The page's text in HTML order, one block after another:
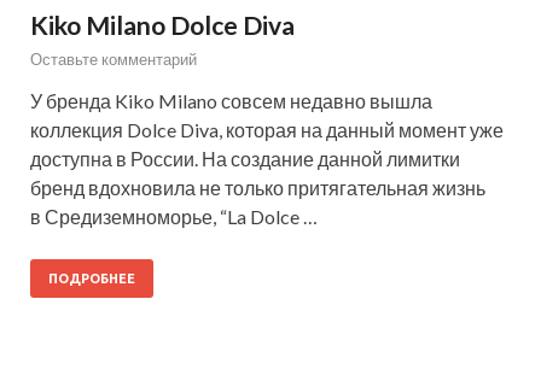
Kiko Milano Dolce Diva
Оставьте комментарий
У бренда Kiko Milano совсем недавно вышла
коллекция Dolce Diva, которая на данный момент уже
доступна в России. На создание данной лимитки
бренд вдохновила не только притягательная жизнь
в Средиземноморье, “La Dolce …
ПОДРОБНЕЕ